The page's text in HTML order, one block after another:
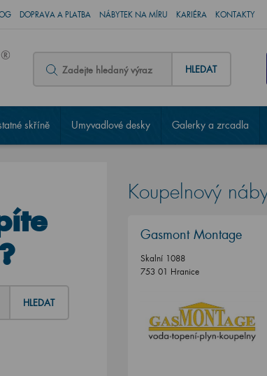
DOPRAVA A PLATBA NÁBYTEK NA MÍRU KARIÉRA KONTAKTY
HLEDAT
skříně Umyvadlové desky Galerky a zrcadla
HLEDAT
Koupelnový
Gasmont Montage
Skalní 1088
753 01 Hranice